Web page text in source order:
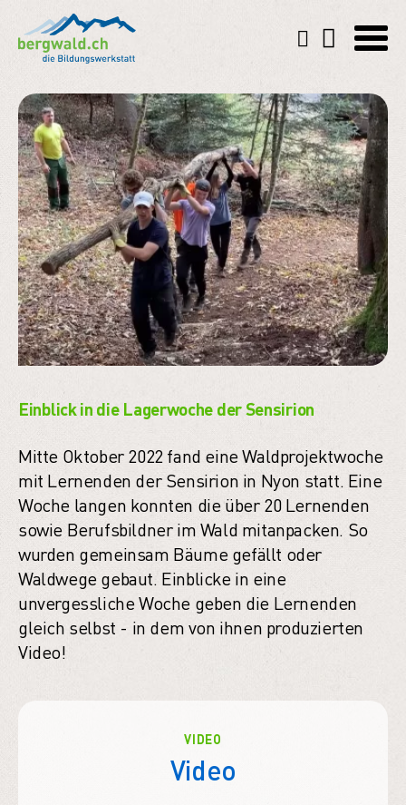
Einblick in die Lagerwoche der Sensirion
Mitte Oktober 2022 fand eine Waldprojektwoche
mit Lernenden der Sensirion in Nyon statt. Eine
Woche langen konnten die über 20 Lernenden
sowie Berufsbildner im Wald mitanpacken. So
wurden gemeinsam Bäume gefällt oder
Waldwege gebaut. Einblicke in eine
unvergessliche Woche geben die Lernenden
gleich selbst - in dem von ihnen produzierten
Video!
VIDEO
Video